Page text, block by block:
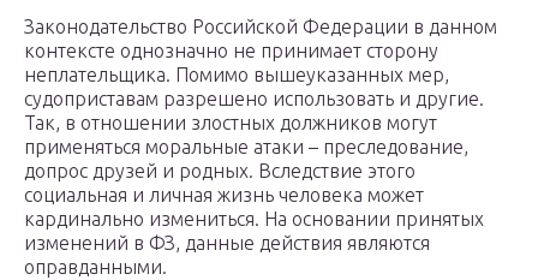
Законодательство Российской Федерации в данном
контексте однозначно не принимает сторону
неплательщика. Помимо вышеуказанных мер,
судоприставам разрешено использовать и другие.
Так, в отношении злостных должников могут
применяться моральные атаки – преследование,
допрос друзей и родных. Вследствие этого
социальная и личная жизнь человека может
кардинально измениться. На основании принятых
изменений в ФЗ, данные действия являются
оправданными.